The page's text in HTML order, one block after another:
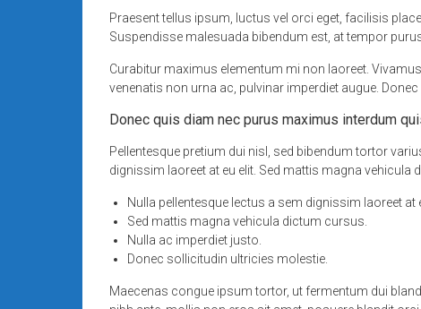
Praesent tellus ipsum, luctus vel orci eget, facilisis
Suspendisse malesuada bibendum est, at tempor
Curabitur maximus elementum mi non laoreet.
venenatis non urna ac, pulvinar imperdiet augue.
Donec quis diam nec purus maximus interdum
Pellentesque pretium dui nisl, sed bibendum tortor
dignissim laoreet at eu elit. Sed mattis magna
Nulla pellentesque lectus a sem dignissim laoreet at
Sed mattis magna vehicula dictum cursus.
Nulla ac imperdiet justo.
Donec sollicitudin ultricies molestie.
Maecenas congue ipsum tortor, ut fermentum dui